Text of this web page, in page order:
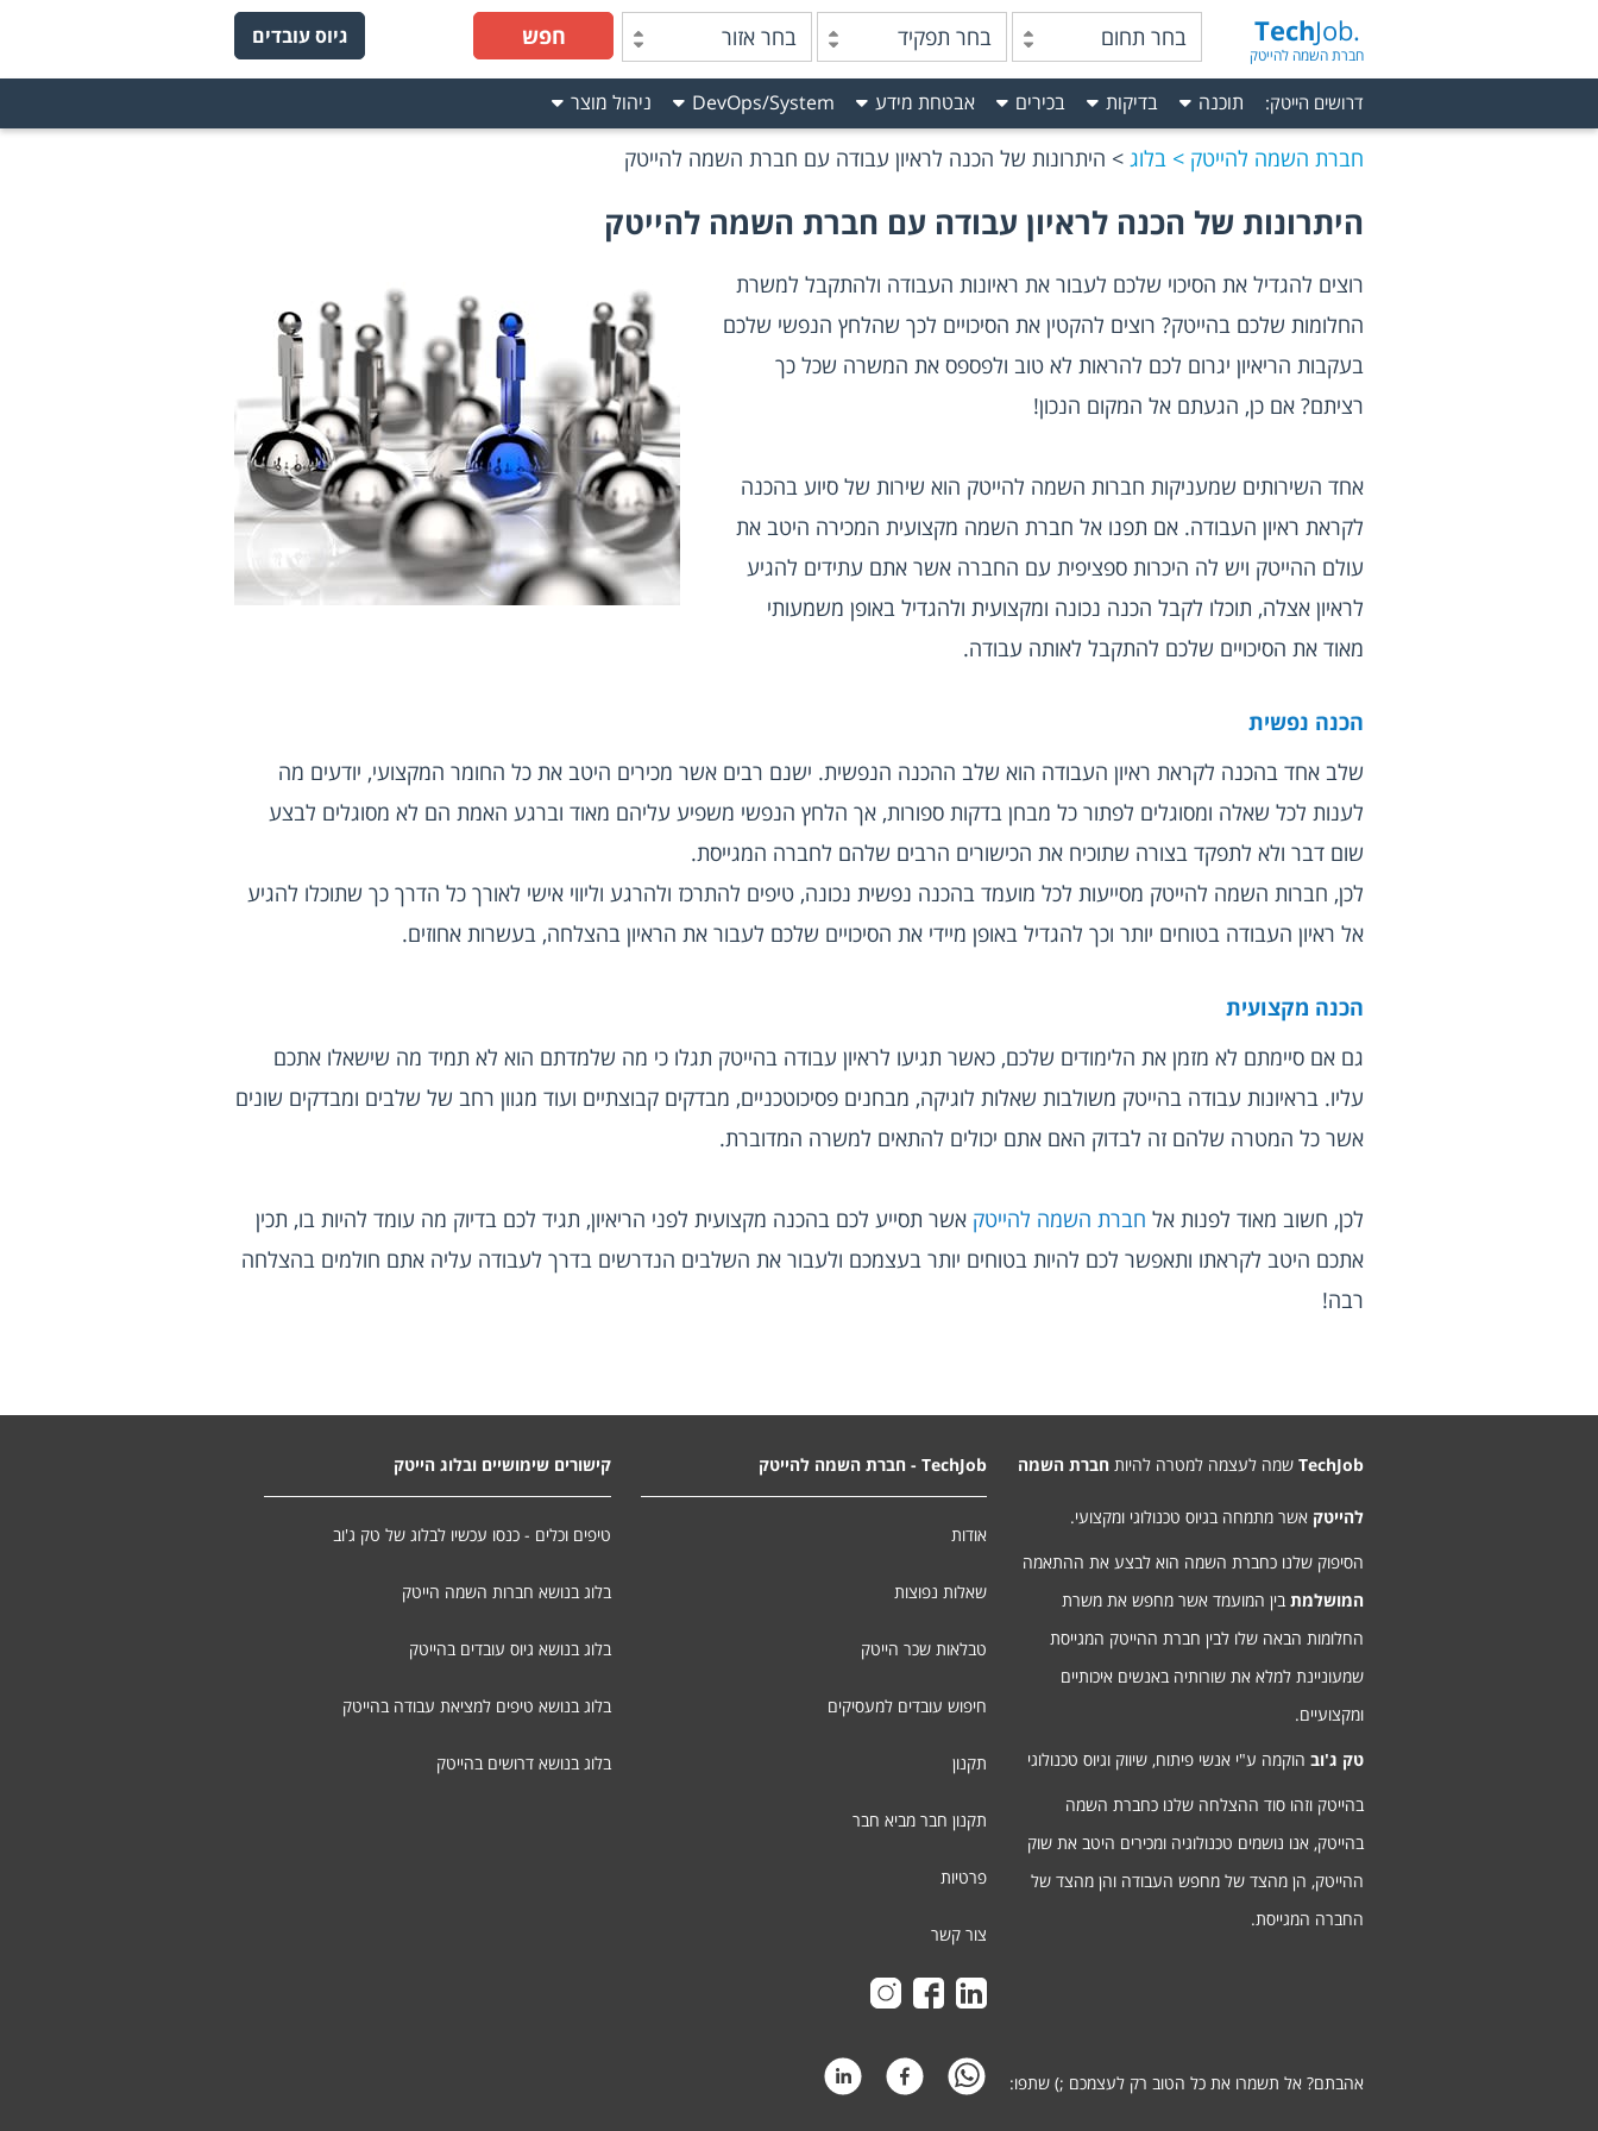
TechJob.
חברת השמה להייטק
בחר תחום בחר תפקיד בחר אזור חפש גיוס עובדים
דרושים הייטק: תוכנה בדיקות בכירים אבטחת מידע DevOps/System ניהול מוצר
חברת השמה להייטק בלוג היתרונות של הכנה לראיון עבודה עם חברת השמה להייטק
היתרונות של הכנה לראיון עבודה עם חברת השמה להייטק
רציתם? אם כן, הגעתם אל המקום הנכון!
אחד השירותים שמעניקות חברות השמה להייטק
מאוד את הסיכויים שלכם להתקבל לאותה עבודה.
הכנה נפשית
שום דבר ולא לתפקד בצורה שתוכיח את הכישורים הרבים שלהם לחברה המגייסת.
אל ראיון העבודה בטוחים יותר וכך להגדיל באופן מיידי את הסיכויים שלכם לעבור את הראיון בהצלחה, בעשרות אחוזים.
הכנה מקצועית
אשר כל המטרה שלהם זה לבדוק האם אתם יכולים להתאים למשרה המדוברת.
לכן, חשוב מאוד לפנות אל חברת השמה להייטק
רבה!
TechJob שמה לעצמה למטרה להיות חברת השמה
להייטק אשר מתמחה בגיוס טכנולוגי ומקצועי.
הסיפוק שלנו כחברת השמה הוא לבצע את ההתאמה
המושלמת בין המועמד אשר מחפש את משרת
החלומות הבאה שלו לבין חברת ההייטק המגייסת
שמעוניינת למלא את שורותיה באנשים איכותיים
ומקצועיים.
טק ג'וב הוקמה ע"י אנשי פיתוח, שיווק וגיוס טכנולוגי
בהייטק וזהו סוד ההצלחה שלנו כחברת השמה
בהייטק, אנו נושמים טכנולוגיה ומכירים היטב את שוק
ההייטק, הן מהצד של מחפש העבודה והן מהצד של
החברה המגייסת.
TechJob - חברת השמה להייטק
אודות
שאלות נפוצות
טבלאות שכר הייטק
חיפוש עובדים למעסיקים
תקנון
תקנון חבר מביא חבר
פרטיות
צור קשר
קישורים שימושיים ובלוג הייטק
טיפים וכלים - כנסו עכשיו לבלוג של טק ג'וב
בלוג בנושא חברות השמה הייטק
בלוג בנושא גיוס עובדים בהייטק
בלוג בנושא טיפים למציאת עבודה בהייטק
בלוג בנושא דרושים בהייטק
אהבתם? אל תשמרו את כל הטוב רק לעצמכם ;) שתפו: